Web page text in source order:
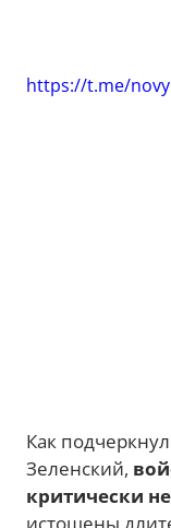
https://t.me/
Как
Зеленский,
критически